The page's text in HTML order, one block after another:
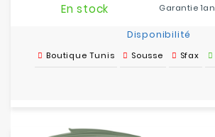
Garantie 1an
En stock
Disponibilité
Boutique Tunis Sousse Sfax